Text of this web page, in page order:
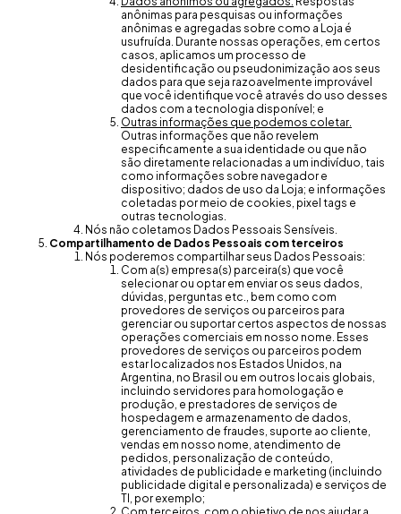
anônimas para pesquisas ou informações
anônimas e agregadas sobre como a Loja é
usufruída. Durante nossas operações, em certos
casos, aplicamos um processo de
desidentificação ou pseudonimização aos seus
dados para que seja razoavelmente improvável
que você identifique você através do uso desses
dados com a tecnologia disponível; e
Outras informações que podemos coletar.
Outras informações que não revelem
especificamente a sua identidade ou que não
são diretamente relacionadas a um indivíduo, tais
como informações sobre navegador e
dispositivo; dados de uso da Loja; e informações
coletadas por meio de cookies, pixel tags e
outras tecnologias.
Nós não coletamos Dados Pessoais Sensíveis.
Compartilhamento de Dados Pessoais com terceiros
Nós poderemos compartilhar seus Dados Pessoais:
Com a(s) empresa(s) parceira(s) que você
selecionar ou optar em enviar os seus dados,
dúvidas, perguntas etc., bem como com
provedores de serviços ou parceiros para
gerenciar ou suportar certos aspectos de nossas
operações comerciais em nosso nome. Esses
provedores de serviços ou parceiros podem
estar localizados nos Estados Unidos, na
Argentina, no Brasil ou em outros locais globais,
incluindo servidores para homologação e
produção, e prestadores de serviços de
hospedagem e armazenamento de dados,
gerenciamento de fraudes, suporte ao cliente,
vendas em nosso nome, atendimento de
pedidos, personalização de conteúdo,
atividades de publicidade e marketing (incluindo
publicidade digital e personalizada) e serviços de
TI, por exemplo;